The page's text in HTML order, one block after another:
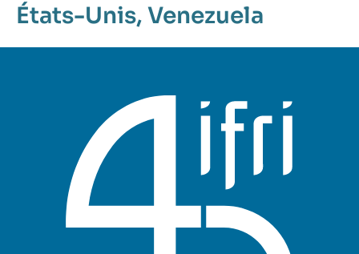
États-Unis, Venezuela